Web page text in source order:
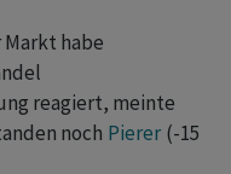
Markt habe
reagiert, meinte
noch Pierer (-15